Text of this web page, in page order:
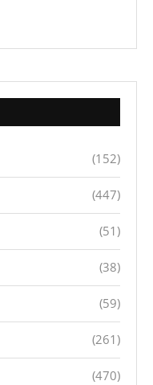
(152)
(447)
(51)
(38)
(59)
(261)
(470)